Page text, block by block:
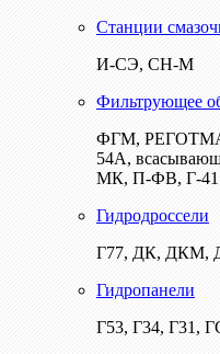
Станции
И-СЭ, СН-М
Фильтрующее
ФГМ,
54А,
МК, П-ФВ, Г-41
Гидродроссели
Г77, ДК,
Гидропанели
Г53, Г34, Г31,